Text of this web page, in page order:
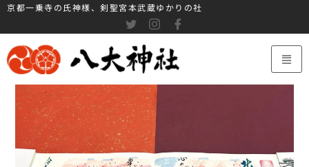
京都一乗寺の氏神様、剣聖宮本武蔵ゆかりの社